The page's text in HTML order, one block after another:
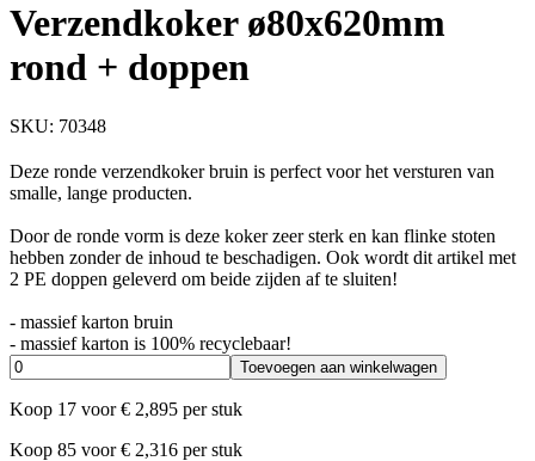
Verzendkoker ø80x620mm
rond + doppen
SKU: 70348
Deze ronde verzendkoker bruin is perfect voor het versturen van
smalle, lange producten.
Door de ronde vorm is deze koker zeer sterk en kan flinke stoten
hebben zonder de inhoud te beschadigen. Ook wordt dit artikel met
2 PE doppen geleverd om beide zijden af te sluiten!
- massief karton bruin
- massief karton is 100% recyclebaar!
Toevoegen aan winkelwagen
Koop 17 voor € 2,895 per stuk
Koop 85 voor € 2,316 per stuk